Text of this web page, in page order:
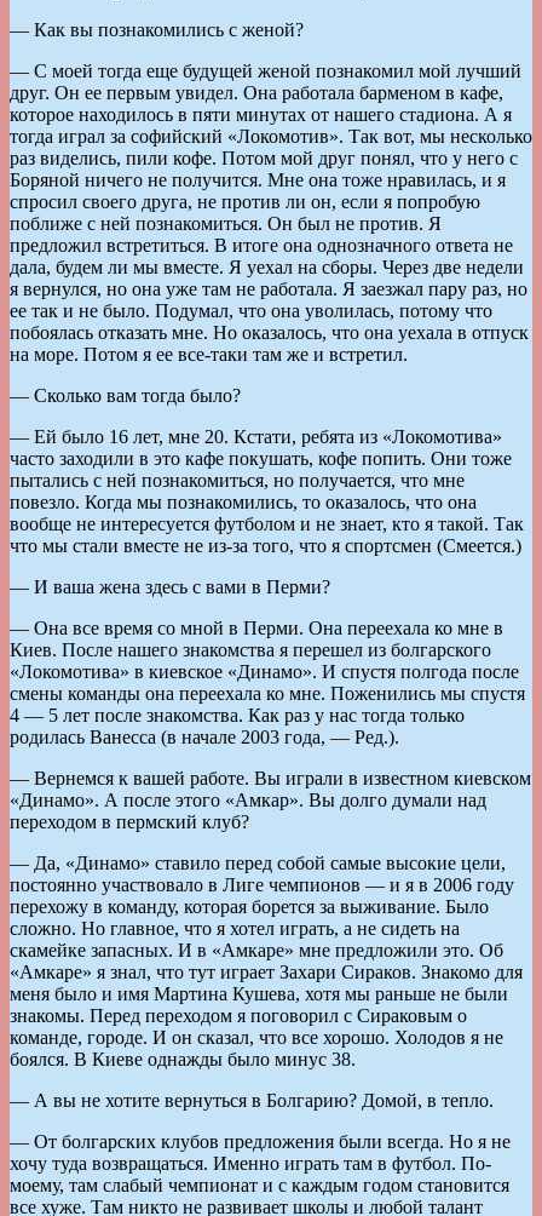
— Как вы познакомились с женой?
— С моей тогда еще будущей женой познакомил мой лучший
друг. Он ее первым увидел. Она работала барменом в кафе,
которое находилось в пяти минутах от нашего стадиона. А я
тогда играл за софийский «Локомотив». Так вот, мы несколько
раз виделись, пили кофе. Потом мой друг понял, что у него с
Боряной ничего не получится. Мне она тоже нравилась, и я
спросил своего друга, не против ли он, если я попробую
поближе с ней познакомиться. Он был не против. Я
предложил встретиться. В итоге она однозначного ответа не
дала, будем ли мы вместе. Я уехал на сборы. Через две недели
я вернулся, но она уже там не работала. Я заезжал пару раз, но
ее так и не было. Подумал, что она уволилась, потому что
побоялась отказать мне. Но оказалось, что она уехала в отпуск
на море. Потом я ее все-таки там же и встретил.
— Сколько вам тогда было?
— Ей было 16 лет, мне 20. Кстати, ребята из «Локомотива»
часто заходили в это кафе покушать, кофе попить. Они тоже
пытались с ней познакомиться, но получается, что мне
повезло. Когда мы познакомились, то оказалось, что она
вообще не интересуется футболом и не знает, кто я такой. Так
что мы стали вместе не из-за того, что я спортсмен (Смеется.)
— И ваша жена здесь с вами в Перми?
— Она все время со мной в Перми. Она переехала ко мне в
Киев. После нашего знакомства я перешел из болгарского
«Локомотива» в киевское «Динамо». И спустя полгода после
смены команды она переехала ко мне. Поженились мы спустя
4 — 5 лет после знакомства. Как раз у нас тогда только
родилась Ванесса (в начале 2003 года, — Ред.).
— Вернемся к вашей работе. Вы играли в известном киевском
«Динамо». А после этого «Амкар». Вы долго думали над
переходом в пермский клуб?
— Да, «Динамо» ставило перед собой самые высокие цели,
постоянно участвовало в Лиге чемпионов — и я в 2006 году
перехожу в команду, которая борется за выживание. Было
сложно. Но главное, что я хотел играть, а не сидеть на
скамейке запасных. И в «Амкаре» мне предложили это. Об
«Амкаре» я знал, что тут играет Захари Сираков. Знакомо для
меня было и имя Мартина Кушева, хотя мы раньше не были
знакомы. Перед переходом я поговорил с Сираковым о
команде, городе. И он сказал, что все хорошо. Холодов я не
боялся. В Киеве однажды было минус 38.
— А вы не хотите вернуться в Болгарию? Домой, в тепло.
— От болгарских клубов предложения были всегда. Но я не
хочу туда возвращаться. Именно играть там в футбол. По-
моему, там слабый чемпионат и с каждым годом становится
все хуже. Там никто не развивает школы и любой талант